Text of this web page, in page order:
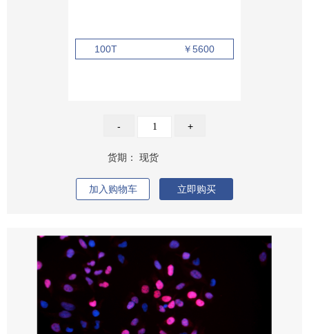
100T ￥5600
- +
货期： 现货
加入购物车 立即购买